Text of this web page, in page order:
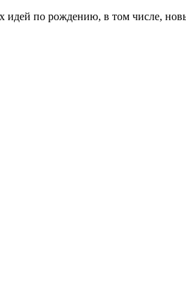
идей по рождению, в том числе,